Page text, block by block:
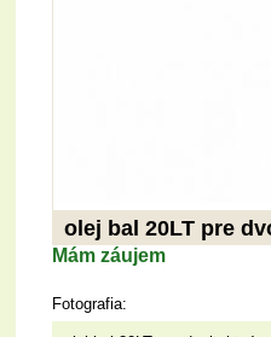
olej bal 20LT pre
Mám záujem
Fotografia: